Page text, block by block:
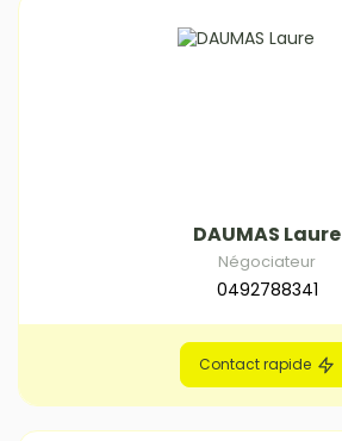
DAUMAS Laure
Négociateur
0492788341
Contact rapide